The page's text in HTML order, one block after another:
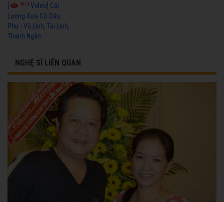
[ 4014Video] Cải
Lương Xưa Cô Dâu
Phụ - Vũ Linh, Tài Linh,
Thanh Ngân
NGHỆ SĨ LIÊN QUAN